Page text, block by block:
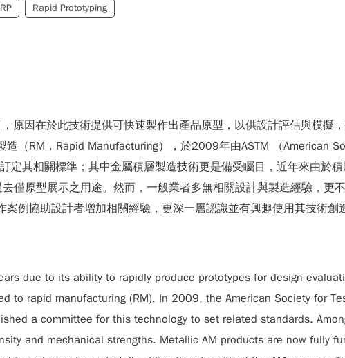
RP Rapid Prototyping
原因在於此技術提供可快速製作出產品原型，以供設計評估與模擬
（RM，Rapid Manufacturing），於2009年由ASTM （American
定其相關標準；其中金屬積層製造技術更是備受矚目，近年來由於
僅原型展示之用途。然而，一般業者多無相關設計與製造經驗，更
例協助設計者增加相關經驗，更深一層認識並有興趣使用其技術創
due to its ability to rapidly produce prototypes for design
to rapid manufacturing (RM). In 2009, the American Society for
a committee for this technology to set related standards.
and mechanical strengths. Metallic AM products are now fully